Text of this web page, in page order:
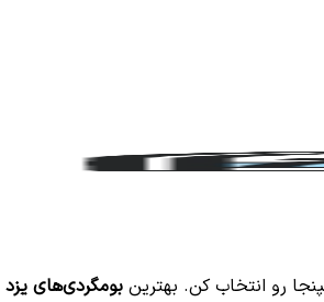
رو انتخاب کن. بهترین بومگردی‌های یزد